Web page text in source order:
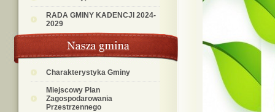
RADA GMINY KADENCJI 2024-
2029
Charakterystyka Gminy
Miejscowy Plan
Zagospodarowania
Przestrzennego